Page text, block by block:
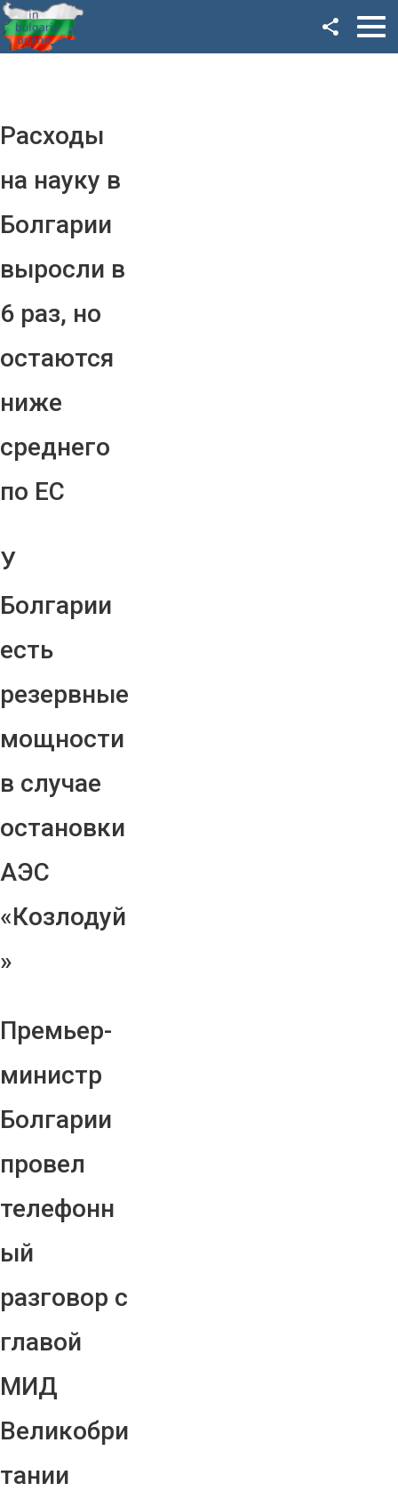
Расходы
на науку в
Болгарии
выросли в
6 раз, но
остаются
ниже
среднего
по ЕС
У
Болгарии
есть
резервные
мощности
в случае
остановки
АЭС
«Козлодуй
»
Премьер-
министр
Болгарии
провел
телефонн
ый
разговор с
главой
МИД
Великобри
тании